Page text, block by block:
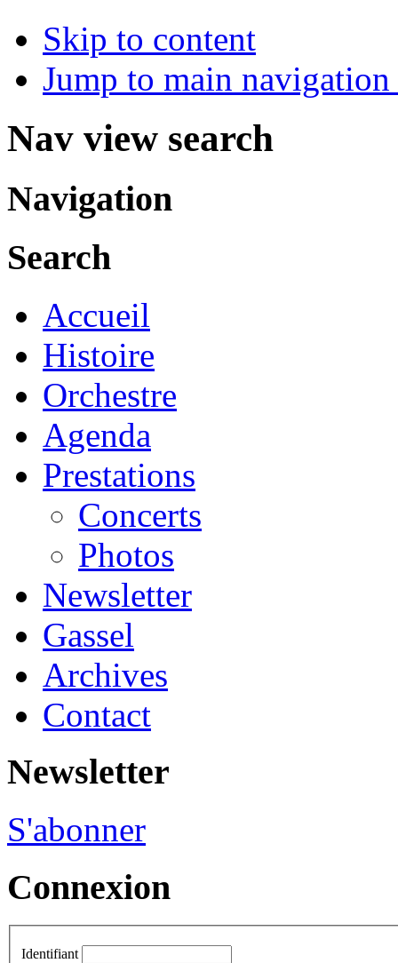
Skip to content
Jump to main
Nav view search
Navigation
Search
Accueil
Histoire
Orchestre
Agenda
Prestations
Concerts
Photos
Newsletter
Gassel
Archives
Contact
Newsletter
S'abonner
Connexion
Identifiant